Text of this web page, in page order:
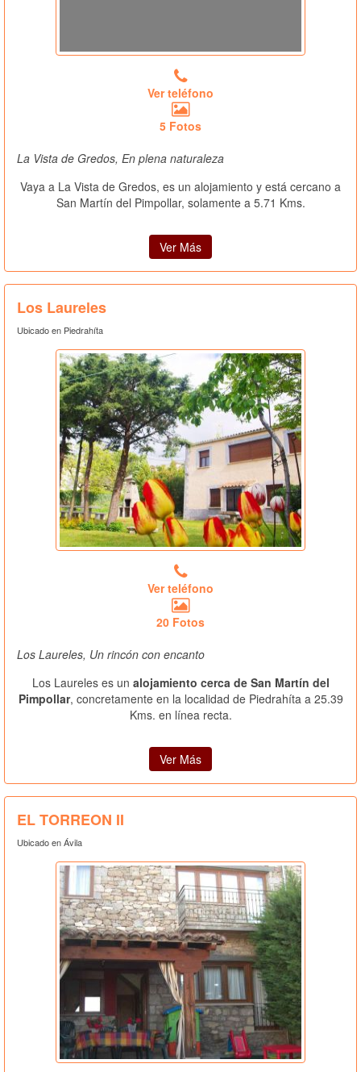
Ver teléfono
5 Fotos
La Vista de Gredos, En plena naturaleza
Vaya a La Vista de Gredos, es un alojamiento y está cercano a
San Martín del Pimpollar, solamente a 5.71 Kms.
Ver Más
Los Laureles
Ubicado en Piedrahíta
Ver teléfono
20 Fotos
Los Laureles, Un rincón con encanto
Los Laureles es un alojamiento cerca de San Martín del
Pimpollar, concretamente en la localidad de Piedrahíta a 25.39
Kms. en línea recta.
Ver Más
EL TORREON II
Ubicado en Ávila